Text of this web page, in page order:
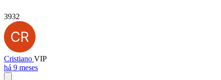
3932
Cristiano VIP
há 9 meses